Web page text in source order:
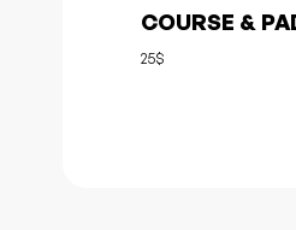
COURSE &
25$